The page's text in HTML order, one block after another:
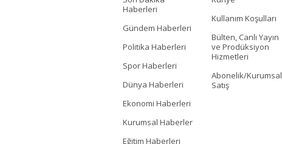
Haberleri
Gündem Haberleri
Politika Haberleri
Spor Haberleri
Dünya Haberleri
Ekonomi Haberleri
Kurumsal Haberler
Eğitim Haberleri
Kullanım Koşulları
Bülten, Canlı Yayın
ve Prodüksiyon
Hizmetleri
Abonelik/Kurumsal
Satış